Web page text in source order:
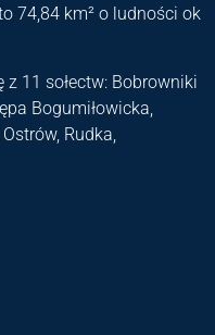
74,84 km² o ludności ok
z 11 sołectw: Bobrowniki
Bogumiłowicka,
Rudka,